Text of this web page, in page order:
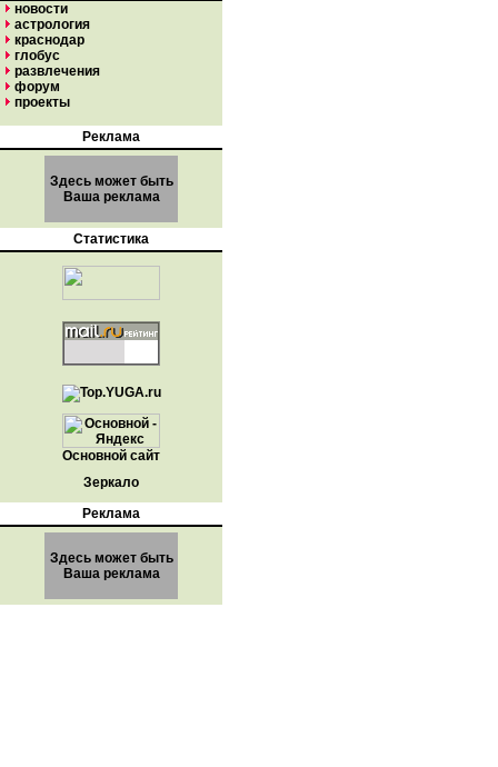
новости
астрология
краснодар
глобус
развлечения
форум
проекты
Реклама
Здесь может быть
Ваша реклама
Статистика
Основной сайт
Зеркало
Реклама
Здесь может быть
Ваша реклама